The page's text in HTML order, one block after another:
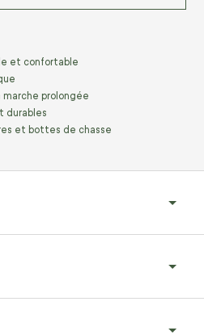
et confortable
marche prolongée
durables
et bottes de chasse